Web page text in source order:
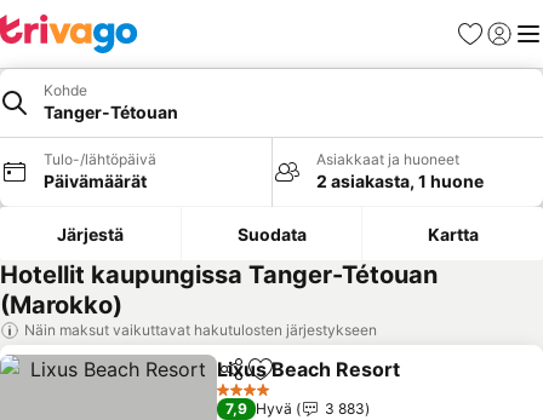
Suosikit
Kohde
Tanger-Tétouan
Tulo-/lähtöpäivä
Päivämäärät
Asiakkaat ja huoneet
2 asiakasta, 1 huone
Järjestä Suodata Kartta
Hotellit kaupungissa Tanger-Tétouan
(Marokko)
Näin maksut vaikuttavat hakutulosten järjestykseen
Jaa Lisää suosikkeihin
Lixus Beach Resort
4 Tähtiluokitus
7,9 Hyvä
3 883